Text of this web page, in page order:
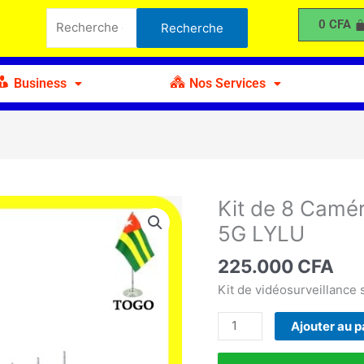
pour :
Recherche 0 CFA
Business Nos Services
Kit de 8
5G LYLU
225.000 CFA
Kit de vidéosurveillance
quantité
de
Kit
de
8
Surveillance
Ajouter au
de
Surveillance
sans